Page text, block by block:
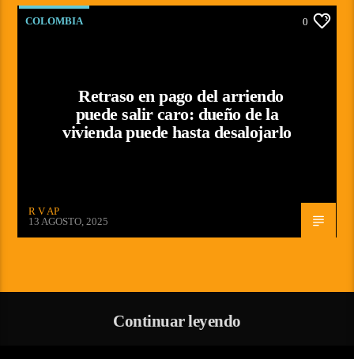
COLOMBIA 0
Retraso en pago del arriendo
puede salir caro: dueño de la
vivienda puede hasta desalojarlo
R V AP
13 AGOSTO, 2025
Continuar leyendo